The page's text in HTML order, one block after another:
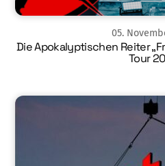
05.
Die Apokalyptischen Reiter
Tour